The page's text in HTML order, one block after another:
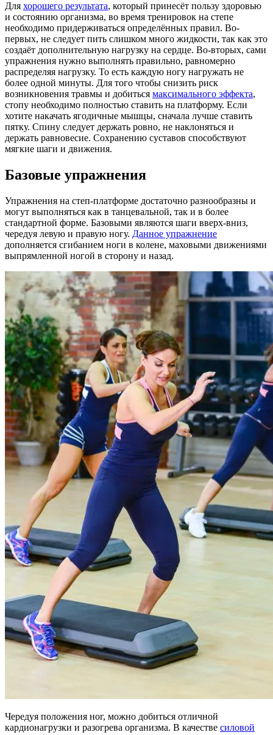
Для хорошего результата, который принесёт пользу здоровью
и состоянию организма, во время тренировок на степе
необходимо придерживаться определённых правил. Во-
первых, не следует пить слишком много жидкости, так как это
создаёт дополнительную нагрузку на сердце. Во-вторых, сами
упражнения нужно выполнять правильно, равномерно
распределяя нагрузку. То есть каждую ногу нагружать не
более одной минуты. Для того чтобы снизить риск
возникновения травмы и добиться максимального эффекта,
стопу необходимо полностью ставить на платформу. Если
хотите накачать ягодичные мышцы, сначала лучше ставить
пятку. Спину следует держать ровно, не наклоняться и
держать равновесие. Сохранению суставов способствуют
мягкие шаги и движения.
Базовые упражнения
Упражнения на степ-платформе достаточно разнообразны и
могут выполняться как в танцевальной, так и в более
стандартной форме. Базовыми являются шаги вверх-вниз,
чередуя левую и правую ногу. Данное упражнение
дополняется сгибанием ноги в колене, маховыми движениями
выпрямленной ногой в сторону и назад.
Чередуя положения ног, можно добиться отличной
кардионагрузки и разогрева организма. В качестве силовой